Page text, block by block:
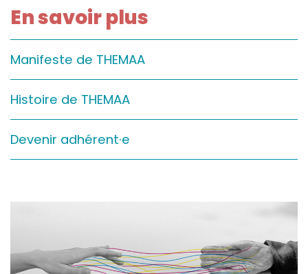
Sur le terrain
(Portraits, actions, collaborations)
Sur l’étagère
(Documents, études, publications)
En savoir plus
Manifeste de THEMAA
Histoire de THEMAA
Devenir adhérent·e